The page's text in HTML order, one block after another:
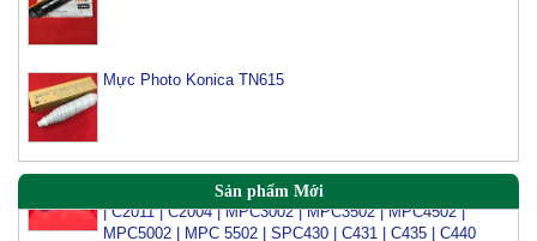
Mực Photo Konica TN615
Sản phẩm Mới
C2503 | C3503 | C4503 | C5503 | 6003 | C4504 | C6004
| C2011 | C2004 | MPC3002 | MPC3502 | MPC4502 |
MPC5002 | MPC 5502 | SPC430 | C431 | C435 | C440
| C600